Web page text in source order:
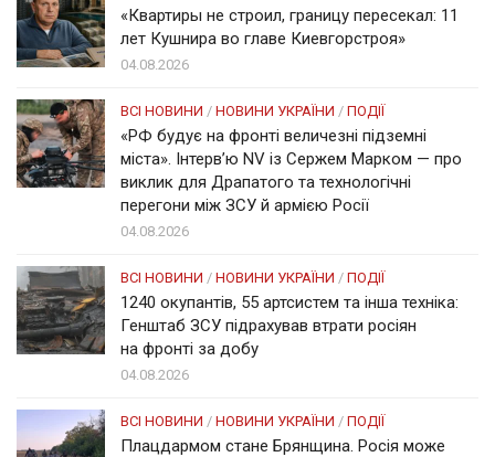
«Квартиры не строил, границу пересекал: 11
лет Кушнира во главе Киевгорстроя»
04.08.2026
ВСІ НОВИНИ / НОВИНИ УКРАЇНИ / ПОДІЇ
«РФ будує на фронті величезні підземні
міста». Інтерв’ю NV із Сержем Марком — про
виклик для Драпатого та технологічні
перегони між ЗСУ й армією Росії
04.08.2026
ВСІ НОВИНИ / НОВИНИ УКРАЇНИ / ПОДІЇ
1240 окупантів, 55 артсистем та інша техніка:
Генштаб ЗСУ підрахував втрати росіян
на фронті за добу
04.08.2026
ВСІ НОВИНИ / НОВИНИ УКРАЇНИ / ПОДІЇ
Плацдармом стане Брянщина. Росія може